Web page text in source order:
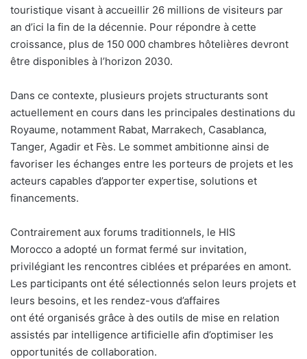
touristique visant à accueillir 26 millions de visiteurs par
an d’ici la fin de la décennie. Pour répondre à cette
croissance, plus de 150 000 chambres hôtelières devront
être disponibles à l’horizon 2030.
Dans ce contexte, plusieurs projets structurants sont
actuellement en cours dans les principales destinations du
Royaume, notamment Rabat, Marrakech, Casablanca,
Tanger, Agadir et Fès. Le sommet ambitionne ainsi de
favoriser les échanges entre les porteurs de projets et les
acteurs capables d’apporter expertise, solutions et
financements.
Contrairement aux forums traditionnels, le HIS
Morocco a adopté un format fermé sur invitation,
privilégiant les rencontres ciblées et préparées en amont.
Les participants ont été sélectionnés selon leurs projets et
leurs besoins, et les rendez-vous d’affaires
ont été organisés grâce à des outils de mise en relation
assistés par intelligence artificielle afin d’optimiser les
opportunités de collaboration.